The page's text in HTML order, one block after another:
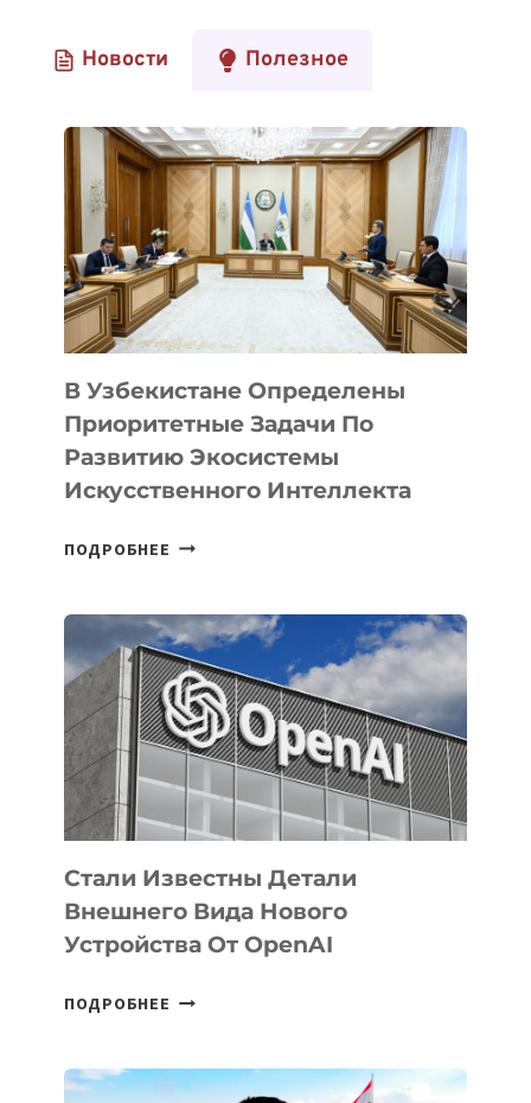
Новости Полезное
В Узбекистане Определены
Приоритетные Задачи По
Развитию Экосистемы
Искусственного Интеллекта
ПОДРОБНЕЕ В
ПРИОРИТЕТНЫЕ
ЗАДАЧИ
ПО
РАЗВИТИЮ
ЭКОСИСТЕМЫ
ИСКУССТВЕННОГО
ИНТЕЛЛЕКТА
Стали Известны Детали
Внешнего Вида Нового
Устройства От OpenAI
ПОДРОБНЕЕ СТАЛИ
ВНЕШНЕГО